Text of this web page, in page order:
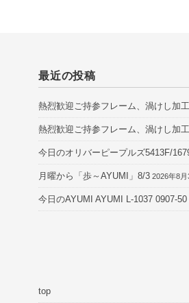
最近の投稿
熱烈歓迎ご持参フレーム、渦けし加
熱烈歓迎ご持参フレーム、渦けし加工
今日のオリバーピープルズ5413F/
月曜から「歩～AYUMI」8/3 2026年8月
今日のAYUMI AYUMI L-1037 0907-50
top